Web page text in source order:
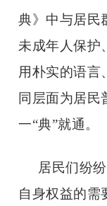
典》中与居民
未成年人保护
用朴实的语言
同层面为居民
一“典”就通。
居民们纷
自身权益的需